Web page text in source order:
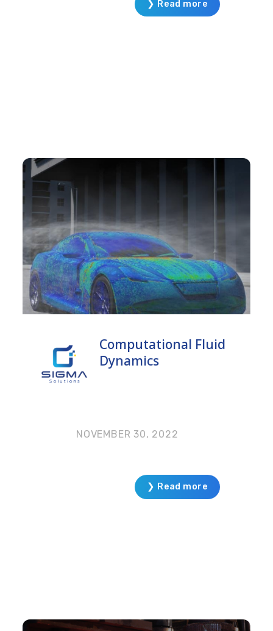
❯ Read more
Computational Fluid
Dynamics
NOVEMBER 30, 2022
❯ Read more